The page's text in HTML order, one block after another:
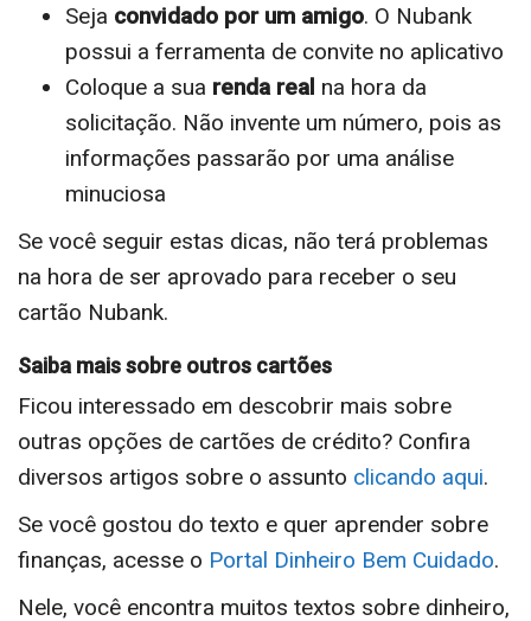
Seja convidado por um amigo. O Nubank
possui a ferramenta de convite no aplicativo
Coloque a sua renda real na hora da
solicitação. Não invente um número, pois as
informações passarão por uma análise
minuciosa
Se você seguir estas dicas, não terá problemas
na hora de ser aprovado para receber o seu
cartão Nubank.
Saiba mais sobre outros cartões
Ficou interessado em descobrir mais sobre
outras opções de cartões de crédito? Confira
diversos artigos sobre o assunto clicando aqui.
Se você gostou do texto e quer aprender sobre
finanças, acesse o Portal Dinheiro Bem Cuidado.
Nele, você encontra muitos textos sobre dinheiro,